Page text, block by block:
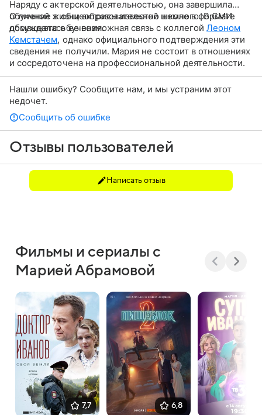
Наряду с актерской деятельностью, она завершила
обучение в общеобразовательной школе в формате
домашнего обучения.
О личной жизни актрисы известно немного. В СМИ
обсуждалась ее возможная связь с коллегойЛеоном
Кемстачем, однако официального подтверждения эти
сведения не получили. Мария не состоит в отношениях
и сосредоточена на профессиональной деятельности.
Нашли ошибку? Сообщите нам, и мы устраним этот
недочет.
Сообщить об ошибке
Отзывы пользователей
Написать отзыв
Фильмы и сериалы с
Марией Абрамовой
7,7 6,8